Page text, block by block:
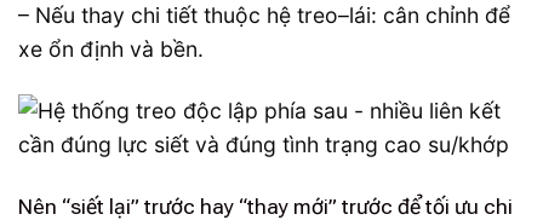
– Nếu thay chi tiết thuộc hệ treo–lái: cân chỉnh để
xe ổn định và bền.
Nên “siết lại” trước hay “thay mới” trước để tối ưu chi